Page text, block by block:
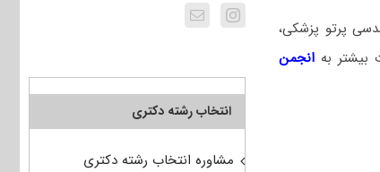
پرتو پزشکی،
بیشتر بهانجمن
انتخاب رشته دکتری
مشاوره انتخاب رشته دکتری